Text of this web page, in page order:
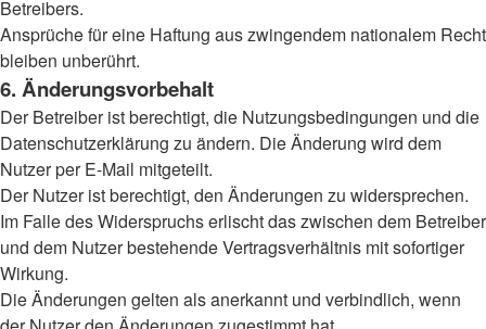
Betreibers.
Ansprüche für eine Haftung aus zwingendem nationalem Recht
bleiben unberührt.
6. Änderungsvorbehalt
Der Betreiber ist berechtigt, die Nutzungsbedingungen und die
Datenschutzerklärung zu ändern. Die Änderung wird dem
Nutzer per E-Mail mitgeteilt.
Der Nutzer ist berechtigt, den Änderungen zu widersprechen.
Im Falle des Widerspruchs erlischt das zwischen dem Betreiber
und dem Nutzer bestehende Vertragsverhältnis mit sofortiger
Wirkung.
Die Änderungen gelten als anerkannt und verbindlich, wenn